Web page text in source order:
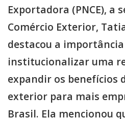
Exportadora (PNCE), a
Comércio Exterior,
destacou a
institucionalizar uma
expandir os benefícios
exterior para mais
Brasil. Ela mencionou